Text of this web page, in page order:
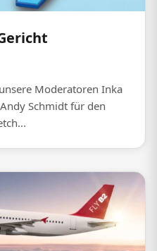
Moderatoren Inka
Schmidt für den